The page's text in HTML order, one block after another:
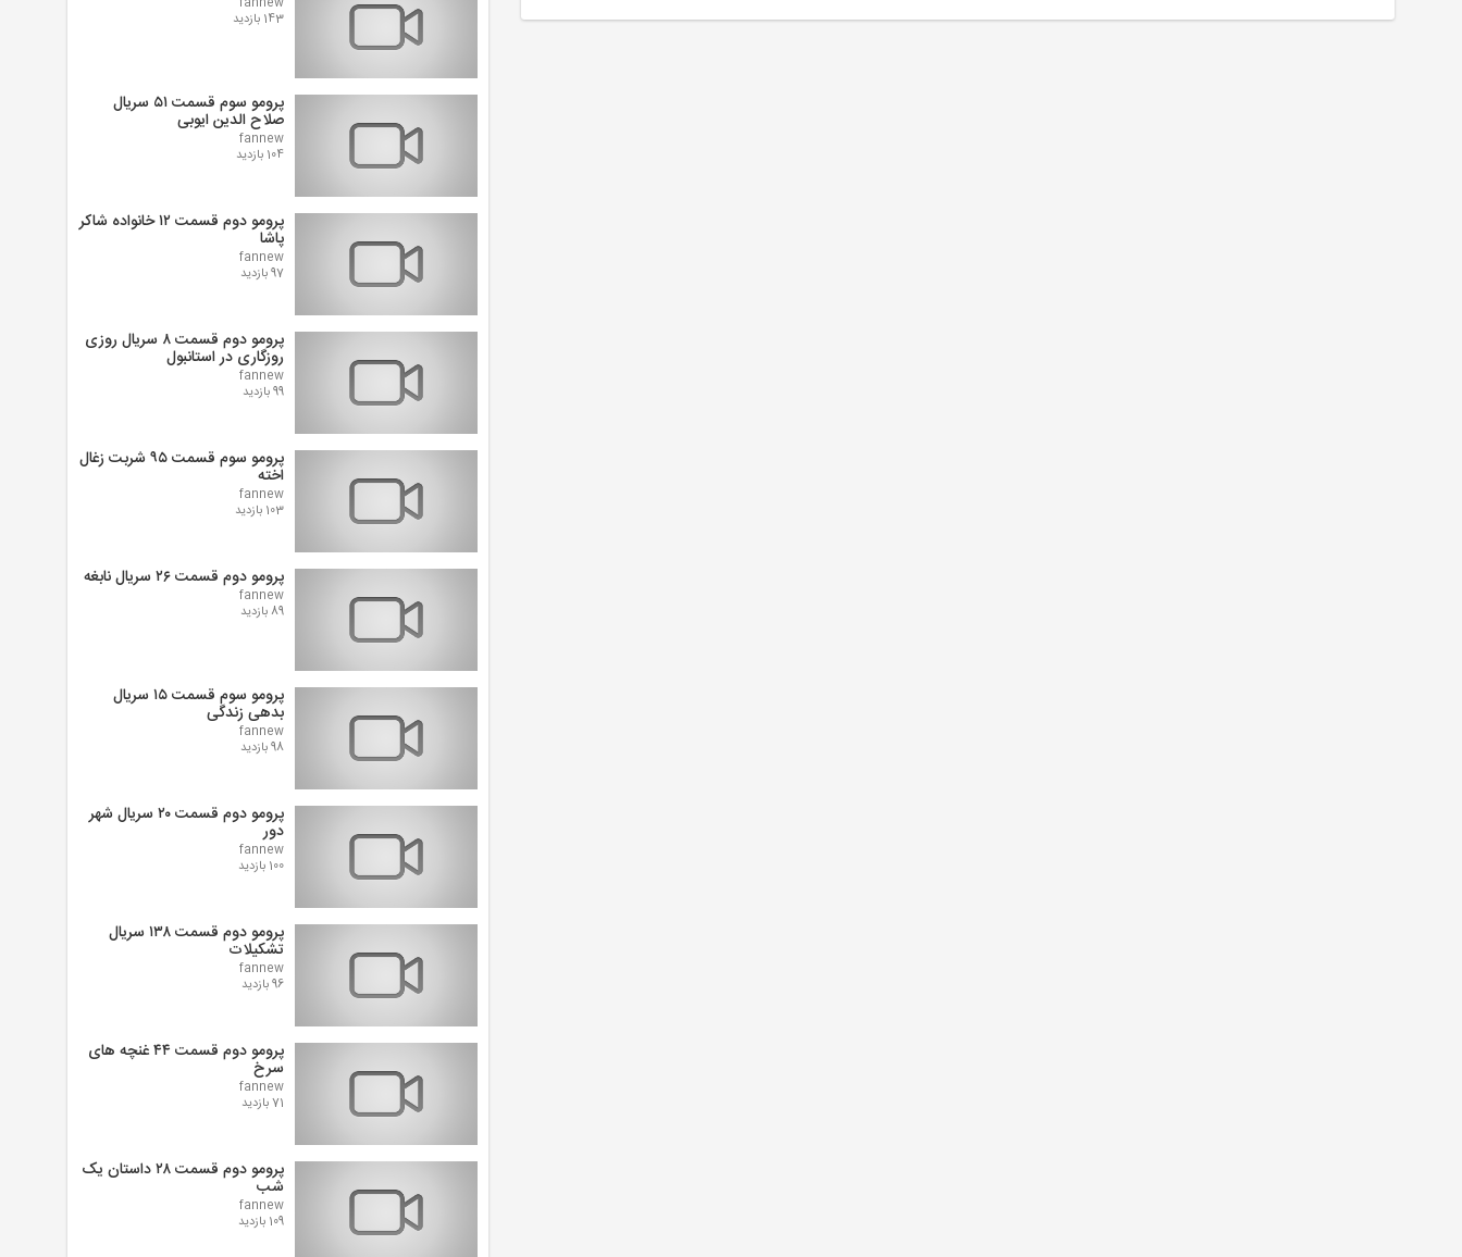
143 بازدید
پرومو سوم قسمت ۵۱ سریال
صلاح الدین ایوبی
fannew
104 بازدید
پرومو دوم قسمت ۱۲ خانواده شاکر
پاشا
fannew
97 بازدید
پرومو دوم قسمت ۸ سریال روزی
روزگاری در استانبول
fannew
99 بازدید
پرومو سوم قسمت ۹۵ شربت زغال
اخته
fannew
103 بازدید
پرومو دوم قسمت ۲۶ سریال نابغه
fannew
89 بازدید
پرومو سوم قسمت ۱۵ سریال
بدهی زندگی
fannew
98 بازدید
پرومو دوم قسمت ۲۰ سریال شهر
دور
fannew
100 بازدید
پرومو دوم قسمت ۱۳۸ سریال
تشکیلات
fannew
96 بازدید
پرومو دوم قسمت ۴۴ غنچه های
سرخ
fannew
71 بازدید
پرومو دوم قسمت ۲۸ داستان یک
شب
fannew
109 بازدید